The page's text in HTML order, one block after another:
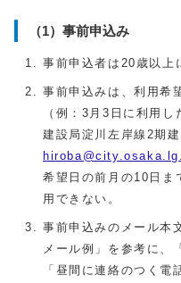
（1）事前申込み
事前申込者は20歳以上
事前申込みは、利用希
（例：3月3日に利用
建設局淀川左岸線2期
希望日の前月の10日ま
用できない。
事前申込みのメール本
メール例」を参考に、
「昼間に連絡のつく電